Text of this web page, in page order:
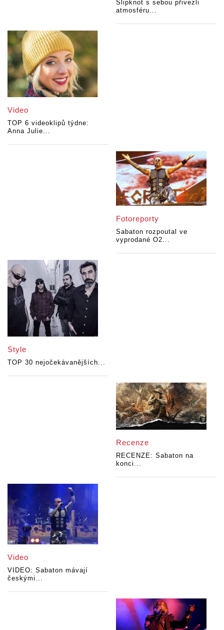
Slipknot s sebou přivezli
atmosféru...
Video
TOP 6 videoklipů týdne:
Anna Julie...
Fotoreporty
Sabaton rozpoutal ve
vyprodané O2...
Style
TOP 30 nejočekávanějších...
Recenze
RECENZE: Sabaton na
konci...
Video
VIDEO: Sabaton mávají
českými...